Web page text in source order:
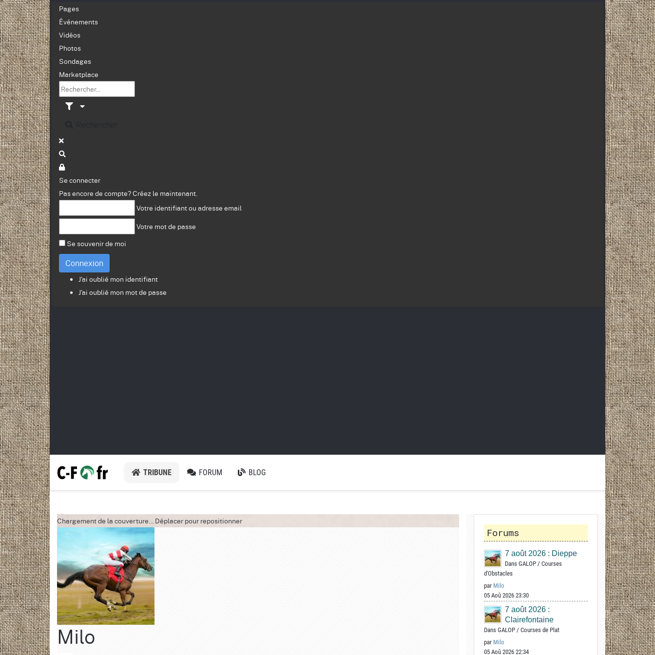
Pages
Événements
Vidéos
Photos
Sondages
Marketplace
Se connecter
Pas encore de compte? Créez le maintenant.
Votre identifiant ou adresse email
Votre mot de passe
Se souvenir de moi
Connexion
J'ai oublié mon identifiant
J'ai oublié mon mot de passe
TRIBUNE FORUM BLOG
Chargement de la couverture… Déplacer pour repositionner
Milo
Forums
7 août 2026 : Dieppe
Dans GALOP / Courses
d'Obstacles
par Milo
05 Aoû 2026 23:30
7 août 2026 :
Clairefontaine
Dans GALOP / Courses de Plat
par Milo
05 Aoû 2026 22:34